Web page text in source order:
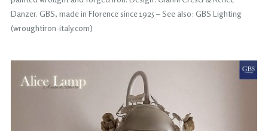
Danzer. GBS, made in Florence since 1925 – See also: GBS Lighting
(wroughtiron-italy.com)